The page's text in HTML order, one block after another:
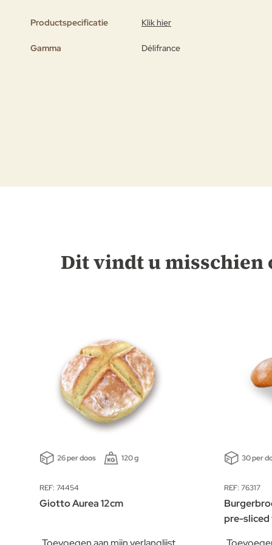
gallerij
Productspecificatie Klik hier
Gamma Délifrance
Dit vindt u misschien
26 per doos 120 g
REF: 74454
Giotto Aurea 12cm
30 per
REF: 76317
pre-sliced